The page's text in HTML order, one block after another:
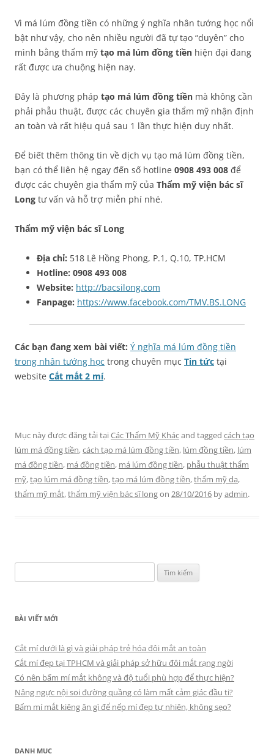
Vì má lúm đồng tiền có những ý nghĩa nhân tướng học nổi
bật như vậy, cho nên nhiều người đã tự tạo “duyên” cho
mình bằng thẩm mỹ tạo má lúm đồng tiền hiện đại đang
rất được ưa chuộng hiện nay.
Đây là phương pháp tạo má lúm đồng tiền mà không cần
phải phẫu thuật, được các chuyên gia thẩm mỹ nhận định
an toàn và rất hiệu quả sau 1 lần thực hiện duy nhất.
Để biết thêm thông tin về dịch vụ tạo má lúm đồng tiền,
bạn có thể liên hệ ngay đến số hotline 0908 493 008 để
được các chuyên gia thẩm mỹ của Thẩm mỹ viện bác sĩ
Long tư vấn và hỗ trợ miễn phí nhé.
Thẩm mỹ viện bác sĩ Long
Địa chỉ: 518 Lê Hồng Phong, P.1, Q.10, TP.HCM
Hotline: 0908 493 008
Website: http://bacsilong.com
Fanpage: https://www.facebook.com/TMV.BS.LONG
Các bạn đang xem bài viết: Ý nghĩa má lúm đồng tiền
trong nhân tướng học trong chuyên mục Tin tức tại
website Cắt mắt 2 mí.
Mục này được đăng tải tạiCác Thẩm Mỹ Khácand tagged cách tạo
lúm má đồng tiền,cách tạo má lúm đồng tiền, lúm đồng tiền, lúm
má đồng tiền, má đồng tiền, má lúm đồng tiền, phẫu thuật thẩm
mỹ,tạo lúm má đồng tiền,tạo má lúm đồng tiền,thẩm mỹ da,
thẩm mỹ mắt,thẩm mỹ viện bác sĩ longon 28/10/2016 byadmin.
kiếm
BÀI VIẾT MỚI
Cắt mí dưới là gì và giải pháp trẻ hóa đôi mắt an toàn
Cắt mí đẹp tại TPHCM và giải pháp sở hữu đôi mắt rạng ngời
Có nên bấm mí mắt không và độ tuổi phù hợp để thực hiện?
Nâng ngực nội soi đường quầng có làm mất cảm giác đầu ti?
Bấm mí mắt kiêng ăn gì để nếp mí đẹp tự nhiên, không sẹo?
DANH MỤC